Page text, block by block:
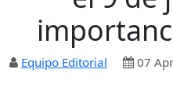
Equipo Editorial 07